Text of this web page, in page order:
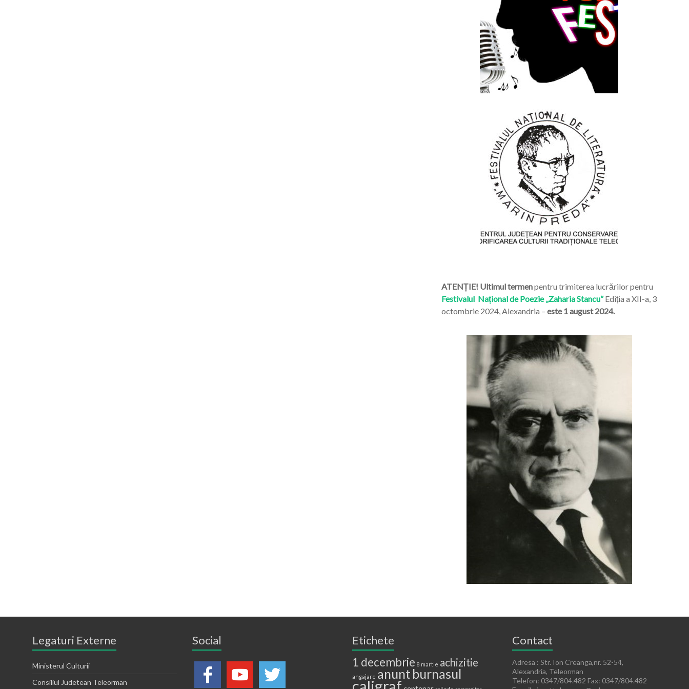
ATENȚIE! Ultimul termenpentru trimiterea lucrărilor pentru
Festivalul Național de Poezie „Zaharia Stancu” Ediția a XII-a, 3
octombrie 2024, Alexandria – este 1 august 2024.
Legaturi Externe
Ministerul Culturii
Consiliul Judetean Teleorman
Social
Etichete
1 decembrie 8 martie achizitie
angajare anunt burnasul
Contact
Adresa : Str. Ion Creanga,nr. 52-54,
Alexandria, Teleorman
Telefon: 0347/804.482 Fax: 0347/804.482